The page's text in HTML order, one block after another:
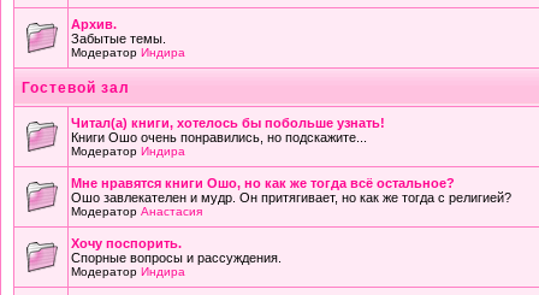
Архив.
Забытые темы.
Модератор Индира
Гостевой зал
Читал(а) книги, хотелось бы побольше узнать!
Книги Ошо очень понравились, но подскажите...
Модератор Индира
Мне нравятся книги Ошо, но как же тогда всё остальное?
Ошо завлекателен и мудр. Он притягивает, но как же тогда с религией?
Модератор Анастасия
Хочу поспорить.
Спорные вопросы и рассуждения.
Модератор Индира